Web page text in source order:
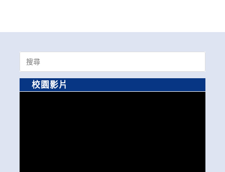
Search
for:
校園影片